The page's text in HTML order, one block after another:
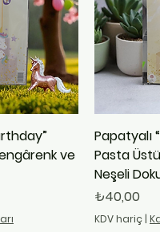
ve
Papatyalı
Pasta
Neşeli
Fiyat
₺40,00
KDV hariç |